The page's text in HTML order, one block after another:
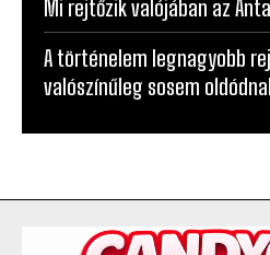
Mi rejtőzik valójában az
A történelem legnagyobb
valószínűleg sosem